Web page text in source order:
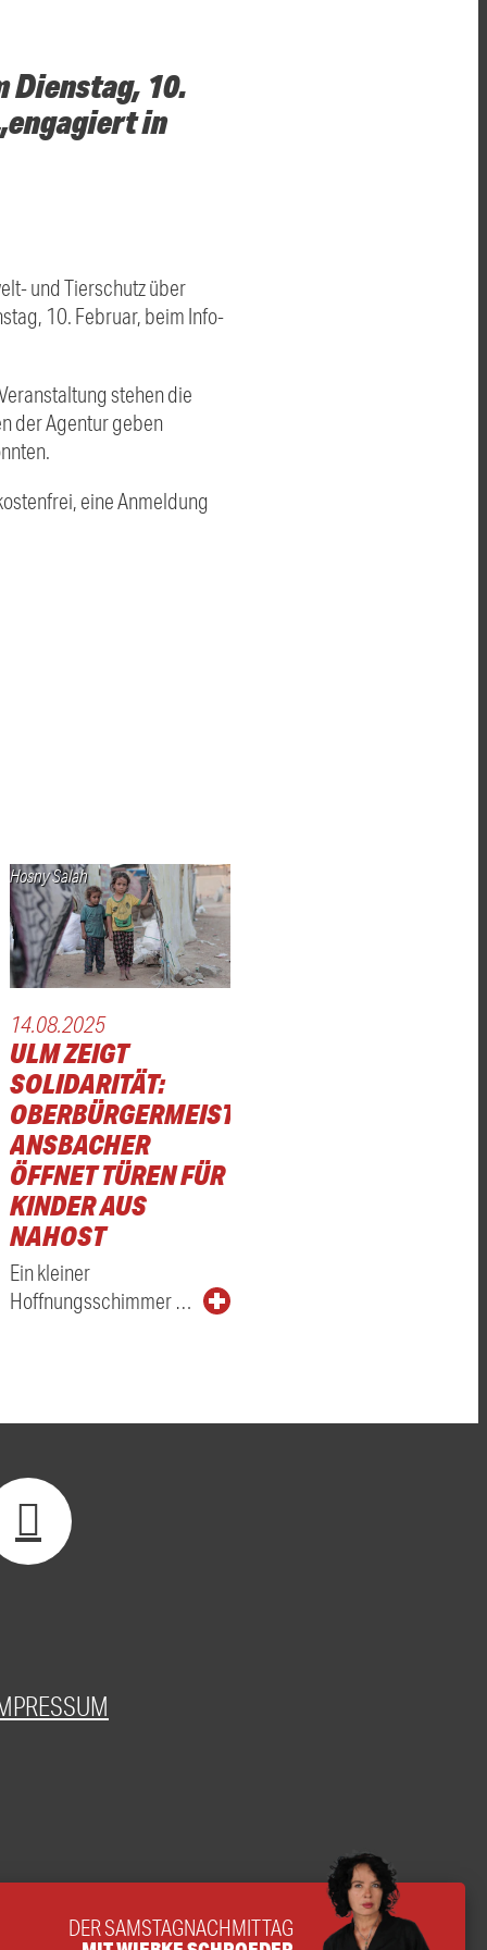
Dienstag, 10.
in
und Tierschutz über
10. Februar, beim Info-
stehen die
der Agentur geben
eine Anmeldung
Hosny Salah
14.08.2025
ULM ZEIGT
SOLIDARITÄT:
OBERBÜRGERMEISTER
ANSBACHER
ÖFFNET TÜREN FÜR
KINDER AUS
NAHOST
Ein kleiner
Hoffnungsschimmer …
DER SAMSTAGNACHMITTAG